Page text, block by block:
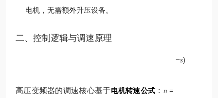
电机，无需额外升压设备。
二、控制逻辑与调速原理
高压变频器的调速核心基于电机转速公式 ： n =
−s)